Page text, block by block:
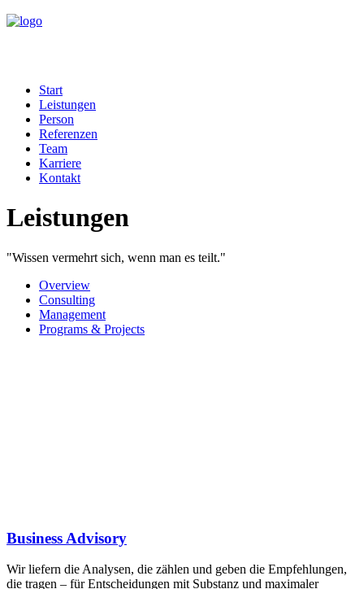
Start
Leistungen
Person
Referenzen
Team
Karriere
Kontakt
Leistungen
"Wissen vermehrt sich, wenn man es teilt."
Overview
Consulting
Management
Programs & Projects
Business Advisory
Wir liefern die Analysen, die zählen und geben die Empfehlungen,
die tragen – für Entscheidungen mit Substanz und maximaler